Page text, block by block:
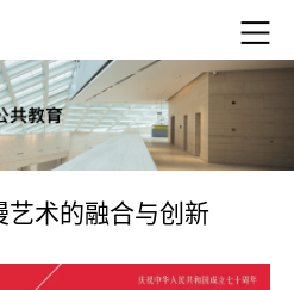
艺术的融合与创新